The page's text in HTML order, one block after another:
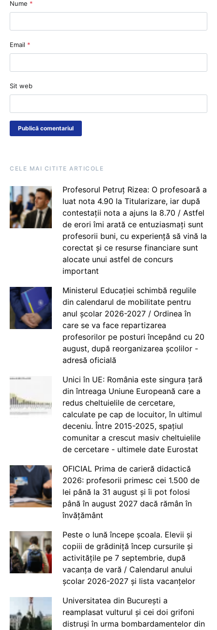
Nume *
Email *
Sit web
CELE MAI CITITE ARTICOLE
Profesorul Petruț Rizea: O profesoară a
luat nota 4.90 la Titularizare, iar după
contestații nota a ajuns la 8.70 / Astfel
de erori îmi arată ce entuziasmați sunt
profesorii buni, cu experiență să vină la
corectat și ce resurse financiare sunt
alocate unui astfel de concurs
important
Ministerul Educației schimbă regulile
din calendarul de mobilitate pentru
anul școlar 2026-2027 / Ordinea în
care se va face repartizarea
profesorilor pe posturi începând cu 20
august, după reorganizarea școlilor -
adresă oficială
Unici în UE: România este singura țară
din întreaga Uniune Europeană care a
redus cheltuielile de cercetare,
calculate pe cap de locuitor, în ultimul
deceniu. Între 2015-2025, spațiul
comunitar a crescut masiv cheltuielile
de cercetare - ultimele date Eurostat
OFICIAL Prima de carieră didactică
2026: profesorii primesc cei 1.500 de
lei până la 31 august și îi pot folosi
până în august 2027 dacă rămân în
învățământ
Peste o lună începe școala. Elevii și
copiii de grădiniță încep cursurile și
activitățile pe 7 septembrie, după
vacanța de vară / Calendarul anului
școlar 2026-2027 și lista vacanțelor
Universitatea din București a
reamplasat vulturul și cei doi grifoni
distruși în urma bombardamentelor din